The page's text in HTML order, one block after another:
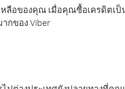
หลือของคุณ เมื่อคุณซื้อเครดิต
กของ Viber